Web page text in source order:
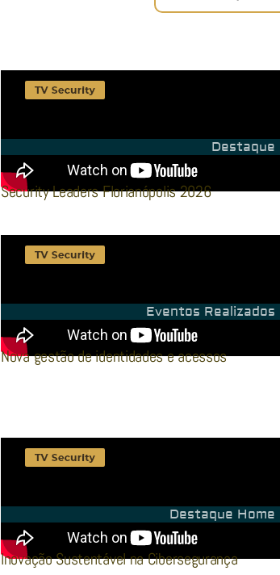
Destaque
Security Leaders Florianópolis 2026
Eventos Realizados
Nova gestão de identidades e acessos
Destaque Home
Inovação Sustentável na Cibersegurança